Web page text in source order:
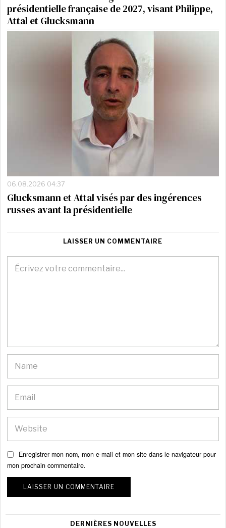
présidentielle française de 2027, visant Philippe,
Attal et Glucksmann
06.08.2026 04:37
Glucksmann et Attal visés par des ingérences
russes avant la présidentielle
LAISSER UN COMMENTAIRE
Enregistrer mon nom, mon e-mail et mon site dans le navigateur pour
mon prochain commentaire.
DERNIÈRES NOUVELLES